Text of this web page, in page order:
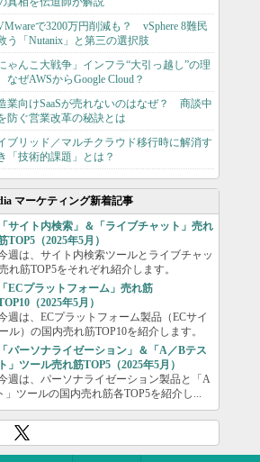
で3200万円削減も？ vSphere 8難民
う「Nutanix」と第三の選択肢
にゃんこ大戦争」インフラ“大引っ越し”の理
ぜAWSからGoogle Cloud？
業向けSaaSが売れないのはなぜ？ 商談中
防ぐ営業改革の秘訣とは
ブリッド／マルチクラウド移行時に解消す
「技術的課題」とは？
マーケティング新着記事
「サイト内検索」＆「ライブチャット」売れ
TOP5（2025年5月）
週は、サイト内検索ツールとライブチャッ
れ筋TOP5をそれぞれ紹介します。
「ECプラットフォーム」売れ筋
（2025年5月）
週は、ECプラットフォーム製品（ECサイ
ル）の国内売れ筋TOP10を紹介します。
「パーソナライゼーション」＆「A／Bテス
ト」ツール売れ筋TOP5（2025年5月）
週は、パーソナライゼーション製品と「A
」ツールの国内売れ筋各TOP5を紹介し...